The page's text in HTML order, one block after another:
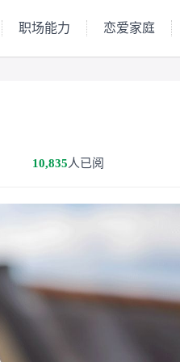
职场能力 恋爱家庭
10,835人已阅